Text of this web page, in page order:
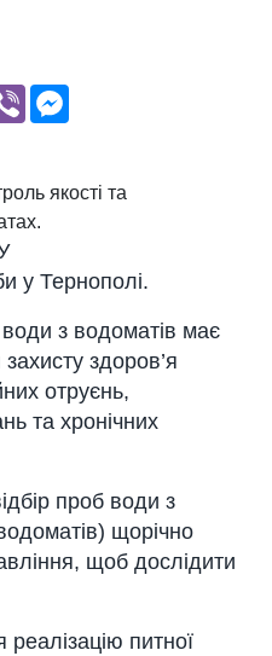
Viber
якості та
у Тернополі.
води з водоматів має
здоров’я
отруєнь,
та хронічних
проб води з
щорічно
щоб дослідити
реалізацію питної